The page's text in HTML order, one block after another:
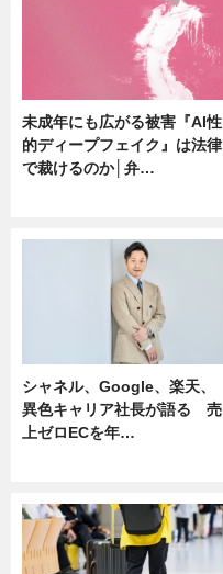
未成年にも広がる被害『AI性
的ディープフェイク』は法律
で裁けるのか│弁…
シャネル、Google、楽天、
異色キャリア社長が語る 売
上ゼロECを年…